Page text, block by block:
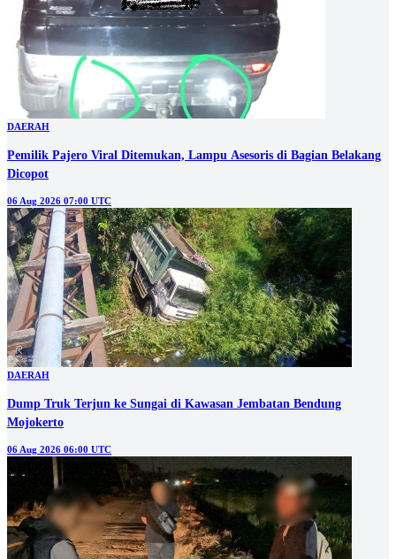
DAERAH
Pemilik Pajero Viral Ditemukan, Lampu Asesoris di Bagian Belakang
Dicopot
06 Aug 2026 07:00 UTC
DAERAH
Dump Truk Terjun ke Sungai di Kawasan Jembatan Bendung
Mojokerto
06 Aug 2026 06:00 UTC